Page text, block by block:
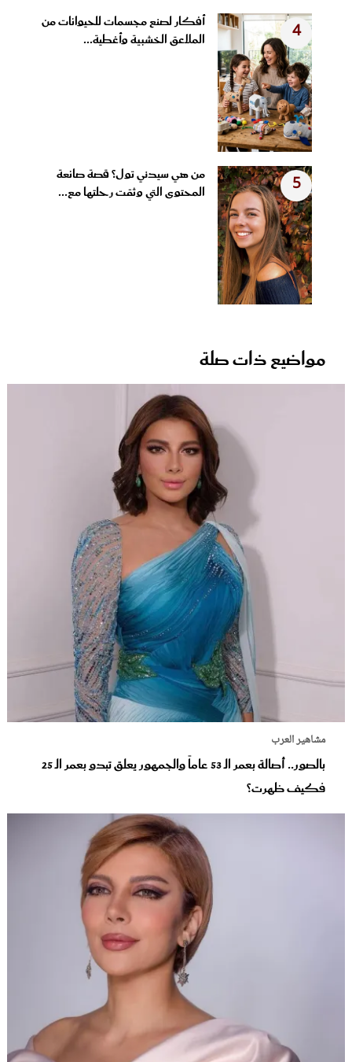
4
أفكار لصنع مجسمات للحيوانات من
الملاعق الخشبية وأغطية...
5
من هي سيدني تول؟ قصة صانعة
المحتوى التي وثقت رحلتها مع...
مواضيع ذات صلة
مشاهير العرب
بالصور.. أصالة بعمر الـ 53 عاماً والجمهور يعلق تبدو بعمر الـ 25
فكيف ظهرت؟